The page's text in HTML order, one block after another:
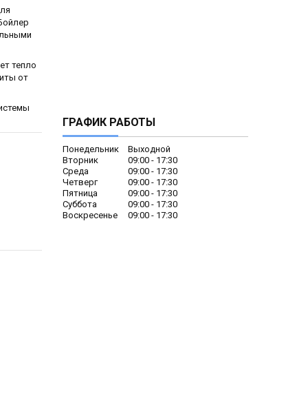
тепло
от
ГРАФИК РАБОТЫ
Понедельник
Выходной
Вторник
09:00
17:30
Среда
09:00
17:30
Четверг
09:00
17:30
Пятница
09:00
17:30
Суббота
09:00
17:30
Воскресенье
09:00 17:30